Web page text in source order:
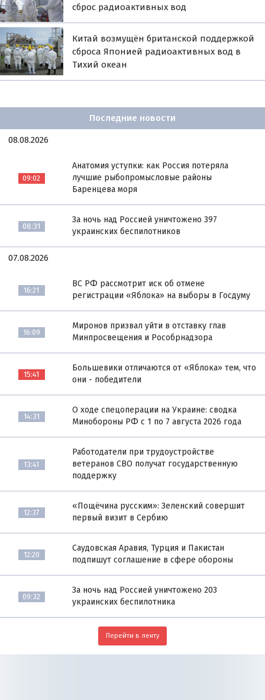
сброс радиоактивных вод
Китай возмущён британской поддержкой
сброса Японией радиоактивных вод в
Тихий океан
Последние новости
08.08.2026
09:02
Анатомия уступки: как Россия потеряла
лучшие рыбопромысловые районы
Баренцева моря
08:31
За ночь над Россией уничтожено 397
украинских беспилотников
07.08.2026
16:21
ВС РФ рассмотрит иск об отмене
регистрации «Яблока» на выборы в Госдуму
16:09
Миронов призвал уйти в отставку глав
Минпросвещения и Рособрнадзора
15:41
Большевики отличаются от «Яблока» тем, что
они - победители
14:31
О ходе спецоперации на Украине: сводка
Минобороны РФ с 1 по 7 августа 2026 года
13:41
Работодатели при трудоустройстве
ветеранов СВО получат государственную
поддержку
12:37
«Пощёчина русским»: Зеленский совершит
первый визит в Сербию
12:20
Саудовская Аравия, Турция и Пакистан
подпишут соглашение в сфере обороны
09:32
За ночь над Россией уничтожено 203
украинских беспилотника
Перейти в ленту